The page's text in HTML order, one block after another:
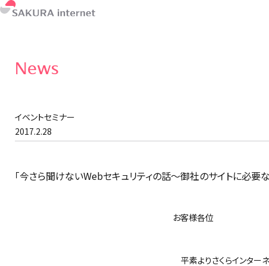
News
イベントセミナー
2017.2.28
「今さら聞けないWebセキュリティの話～御社のサイトに必要
お客様各位
さくら
平素よりさくらインター